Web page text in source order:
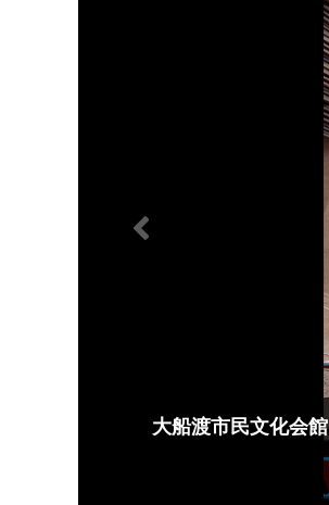
大船渡市民文化会館